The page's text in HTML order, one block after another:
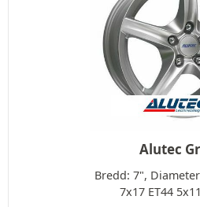
Alutec
Bredd: 7",
7x17 ET44